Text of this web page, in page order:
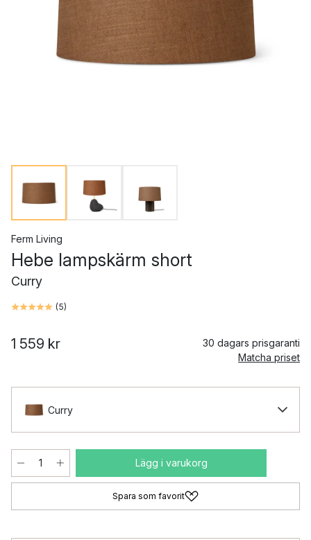
Ferm Living
Hebe lampskärm short
Curry
(5)
1 559 kr
30 dagars prisgaranti
Matcha priset
Curry
Lägg i varukorg
Spara som favorit